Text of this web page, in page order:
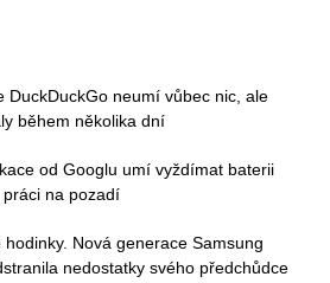
DuckDuckGo neumí vůbec nic, ale
během několika dní
od Googlu umí vyždímat baterii
na pozadí
Nová generace Samsung
nedostatky svého předchůdce